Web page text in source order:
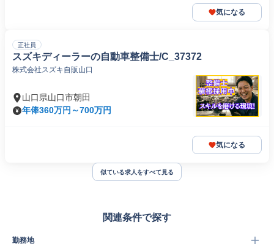
気になる
正社員
スズキディーラーの自動車整備士/C_37372
株式会社スズキ自販山口
山口県山口市朝田
年俸360万円～700万円
気になる
似ている求人をすべて見る
関連条件で探す
勤務地